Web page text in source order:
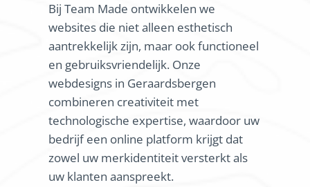
Bij Team Made ontwikkelen we
websites die niet alleen esthetisch
aantrekkelijk zijn, maar ook functioneel
en gebruiksvriendelijk. Onze
webdesigns in Geraardsbergen
combineren creativiteit met
technologische expertise, waardoor uw
bedrijf een online platform krijgt dat
zowel uw merkidentiteit versterkt als
uw klanten aanspreekt.